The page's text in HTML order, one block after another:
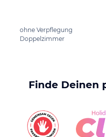
ohne Verpflegung
Doppelzimmer
Finde Deinen